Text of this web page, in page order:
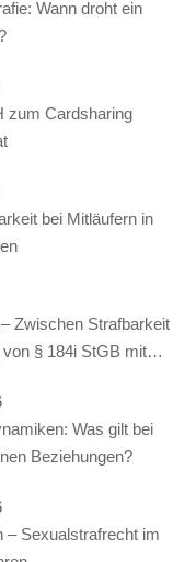
Wann droht ein
zum Cardsharing
bei Mitläufern in
Zwischen Strafbarkeit
§ 184i StGB mit
Was gilt bei
Beziehungen?
– Sexualstrafrecht im